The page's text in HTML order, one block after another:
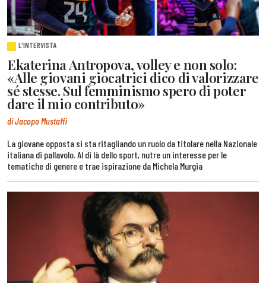
L'INTERVISTA
Ekaterina Antropova, volley e non solo:
«Alle giovani giocatrici dico di valorizzare
sé stesse. Sul femminismo spero di poter
dare il mio contributo»
di Jacopo Mustaffi
La giovane opposta si sta ritagliando un ruolo da titolare nella Nazionale
italiana di pallavolo. Al di là dello sport, nutre un interesse per le
tematiche di genere e trae ispirazione da Michela Murgia